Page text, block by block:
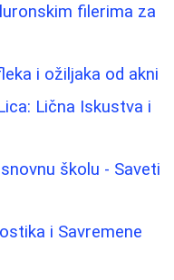
filerima za
i ožiljaka od akni
Lična Iskustva i
školu - Saveti
i Savremene